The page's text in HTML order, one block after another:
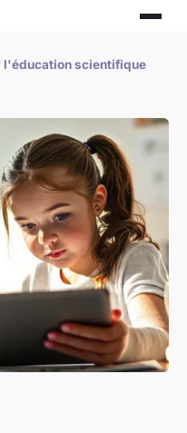
l'éducation scientifique